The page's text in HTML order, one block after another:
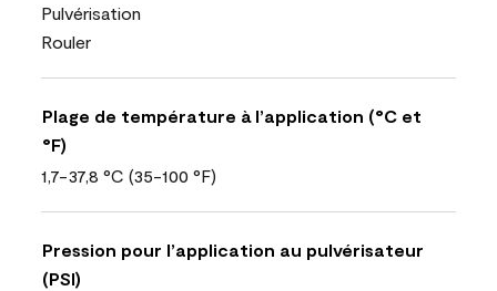
Pulvérisation
Rouler
Plage de température à l’application (°C et
°F)
1,7-37,8 °C (35-100 °F)
Pression pour l’application au pulvérisateur
(PSI)